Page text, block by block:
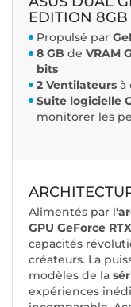
EDITION 8GB
Propulsé par
8 GB de VRAM
bits
2 Ventilateurs à
Suite logicielle
monitorer les
Alimentés par l
GPU GeForce
capacités
créateurs. La
modèles de la
expériences